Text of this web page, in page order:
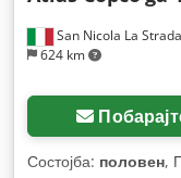
San Nicola La Strada
624 km
Состојба: половен,